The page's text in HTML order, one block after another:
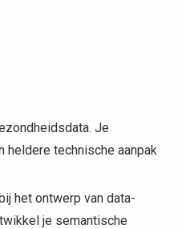
Je
heldere technische aanpak
het ontwerp van data-
je semantische